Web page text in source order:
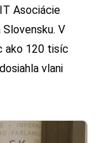
Asociácie
V
ako 120 tisíc
vlani